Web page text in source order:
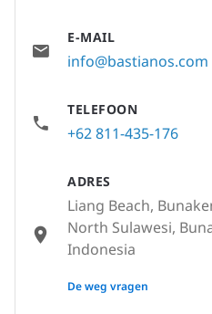
E-MAIL
info@bastianos.com
TELEFOON
+62 811-435-176
ADRES
Liang Beach,
North Sulawesi,
Indonesia
None
De weg vragen